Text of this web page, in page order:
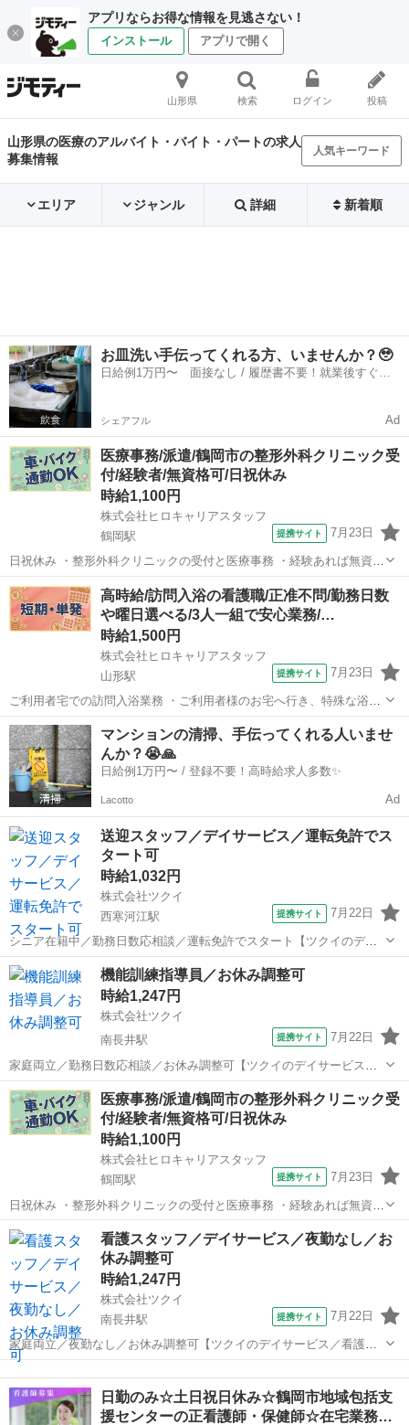
アプリならお得な情報を見逃さない！
インストール アプリで開く
山形県 検索 ログイン 投稿
山形県の医療のアルバイト・バイト・パートの求人
募集情報
人気キーワード
エリア ジャンル 詳細 新着順
お皿洗い手伝ってくれる方、いませんか？🥹
日給例1万円〜 面接なし / 履歴書不要！就業後すぐに
シェアフル Ad
医療事務/派遣/鶴岡市の整形外科クリニック受
付/経験者/無資格可/日祝休み
時給1,100円
株式会社ヒロキャリアスタッフ
鶴岡駅
提携サイト 7月23日
日祝休み ・整形外科クリニックの受付と医療事務 ・経験あれば無資格
可 ・月末月初残業なし ・鶴岡市 【主な業務内容】 ・受付 ・会計業務
・電話対応 ・医事電子カルテ業務 ・レセプト業務 【変更の範囲：
変更なし】 派...
山形 鶴岡駅 医療事務
高時給/訪問入浴の看護職/正准不問/勤務日数
や曜日選べる/3人一組で安心業務/…
時給1,500円
株式会社ヒロキャリアスタッフ
山形駅
提携サイト 7月23日
ご利用者宅での訪問入浴業務 ・ご利用者様のお宅へ行き、特殊な浴槽
を準備 ・衣服の脱着 ・洗体などのフォローとバイタル測定などをお願
いします ※臨床経験ゼロ可 ・運転手、介護士、看護師の3名体制にな
ります。 ・未経験の方や、...
山形 山形駅
マンションの清掃、手伝ってくれる人いませ
んか？😭🙏
日給例1万円〜 / 登録不要！高時給求人多数✨
Lacotto Ad
送迎スタッフ／デイサービス／運転免許でス
タート可
時給1,032円
株式会社ツクイ
西寒河江駅
提携サイト 7月22日
シニア在籍中／勤務日数応相談／運転免許でスタート【ツクイのデイ
サービス／送迎スタッフ求人】 【ツクイで働く推しポイント★】 ・髪
色・髪型自由◎ネイル・まつエクもOK！ 清潔感があれば自分らしい
スタイルで働けます♪ ・推しカ...
山形 西寒河江駅 その他
機能訓練指導員／お休み調整可
時給1,247円
株式会社ツクイ
南長井駅
提携サイト 7月22日
家庭両立／勤務日数応相談／お休み調整可【ツクイのデイサービス／
機能訓練指導員求人】 充実な制度で働く方を大切にしています◎相談
窓口もあり安心！シフト勤務で働きやすさ抜群の環境です。 【仕事内
容】 デイサービスで機能訓練指...
山形 南長井駅 その他
医療事務/派遣/鶴岡市の整形外科クリニック受
付/経験者/無資格可/日祝休み
時給1,100円
株式会社ヒロキャリアスタッフ
鶴岡駅
提携サイト 7月23日
日祝休み ・整形外科クリニックの受付と医療事務 ・経験あれば無資格
可 ・月末月初残業なし ・鶴岡市 【主な業務内容】 ・受付 ・会計業務
・電話対応 ・医事電子カルテ業務 ・レセプト業務 【変更の範囲：
変更なし】 派...
山形 鶴岡駅 医療事務
看護スタッフ／デイサービス／夜勤なし／お
休み調整可
時給1,247円
株式会社ツクイ
南長井駅
提携サイト 7月22日
家庭両立／夜勤なし／お休み調整可【ツクイのデイサービス／看護ス
タッフ求人】 【ツクイで働く推しポイント★】 ・髪色・髪型自由◎ネ
イル・まつエクもOK！ 清潔感があれば自分らしいスタイルで働けま
す♪ ・推しカラーのネイルや明...日勤のみ☆土日祝日休み☆鶴岡市地域包括支
援センターの正看護師・保健師☆在宅業務…